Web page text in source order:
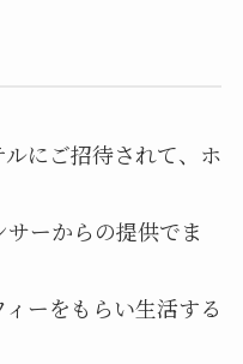
にご招待されて、ホ
ーからの提供でま
ーをもらい生活する